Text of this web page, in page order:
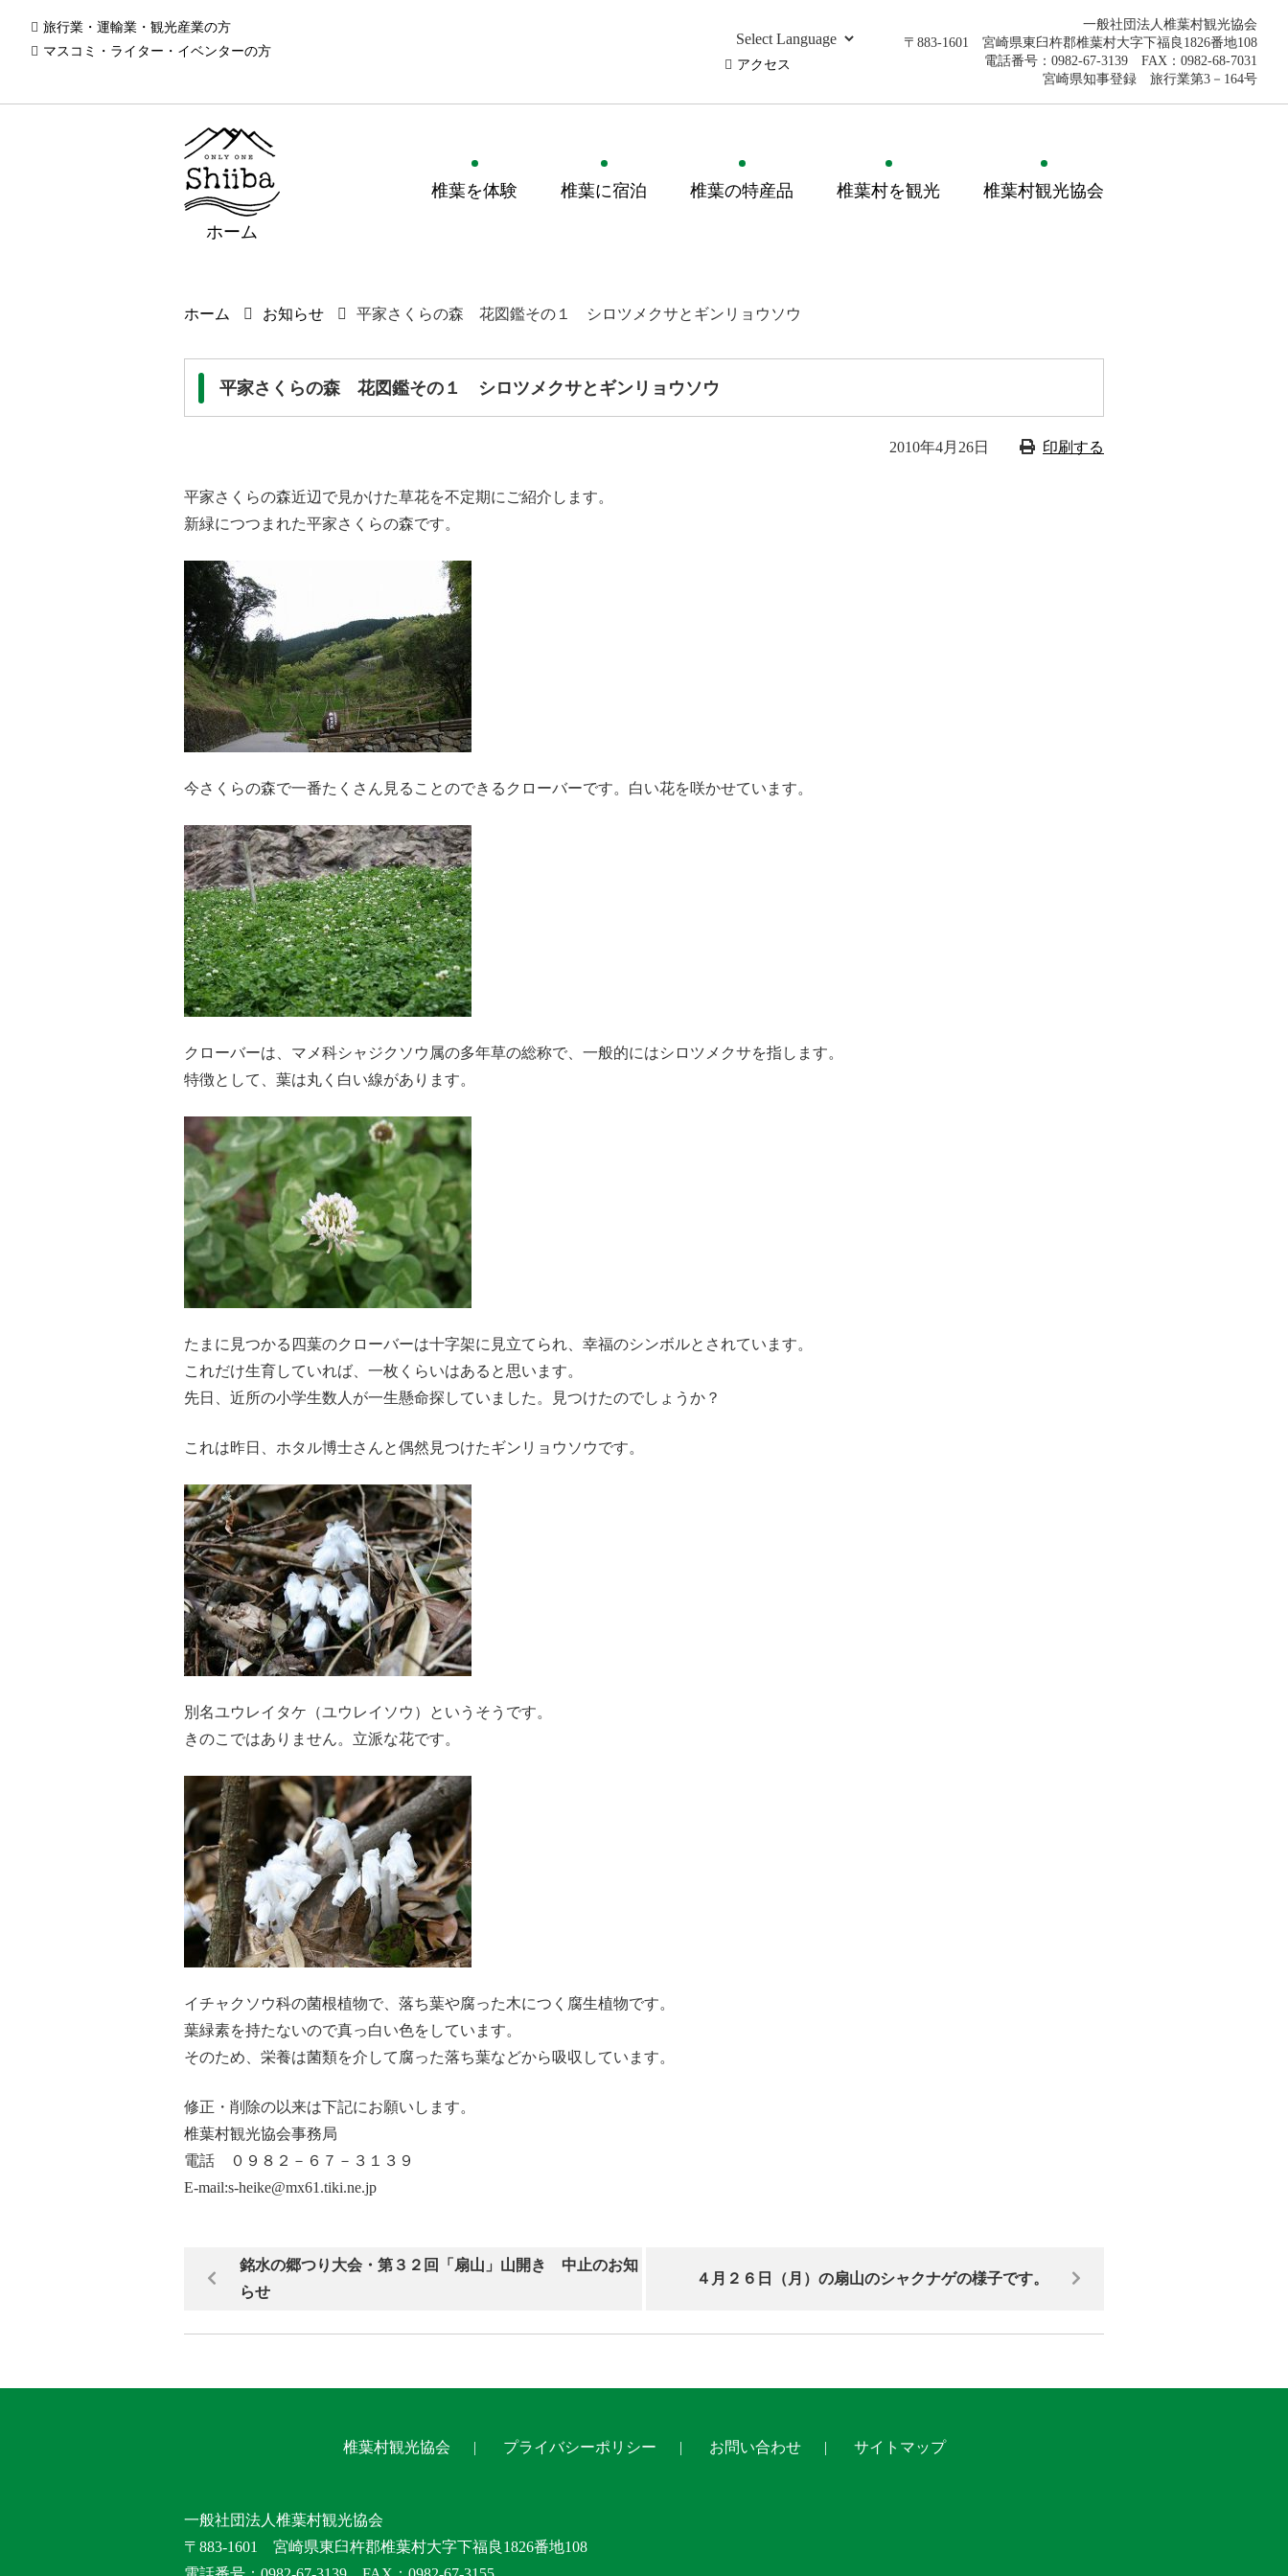
旅行業・運輸業・観光産業の方
マスコミ・ライター・イベンターの方
アクセス
一般社団法人椎葉村観光協会
〒883-1601 宮崎県東臼杵郡椎葉村大字下福良1826番地108
電話番号：0982-67-3139 FAX：0982-68-7031
宮崎県知事登録 旅行業第3－164号
ホーム
椎葉を体験 椎葉に宿泊 椎葉の特産品 椎葉村を観光 椎葉村観光協会
ホーム お知らせ 平家さくらの森 花図鑑その１ シロツメクサとギンリョウソウ
平家さくらの森 花図鑑その１ シロツメクサとギンリョウソウ
2010年4月26日 印刷する
平家さくらの森近辺で見かけた草花を不定期にご紹介します。
新緑につつまれた平家さくらの森です。
今さくらの森で一番たくさん見ることのできるクローバーです。白い花を咲かせています。
クローバーは、マメ科シャジクソウ属の多年草の総称で、一般的にはシロツメクサを指します。
特徴として、葉は丸く白い線があります。
たまに見つかる四葉のクローバーは十字架に見立てられ、幸福のシンボルとされています。
これだけ生育していれば、一枚くらいはあると思います。
先日、近所の小学生数人が一生懸命探していました。見つけたのでしょうか？
これは昨日、ホタル博士さんと偶然見つけたギンリョウソウです。
別名ユウレイタケ（ユウレイソウ）というそうです。
きのこではありません。立派な花です。
イチャクソウ科の菌根植物で、落ち葉や腐った木につく腐生植物です。
葉緑素を持たないので真っ白い色をしています。
そのため、栄養は菌類を介して腐った落ち葉などから吸収しています。
修正・削除の以来は下記にお願いします。
椎葉村観光協会事務局
電話 ０９８２－６７－３１３９
E-mail:s-heike@mx61.tiki.ne.jp
銘水の郷つり大会・第３２回「扇山」山開き 中止のお知
らせ
４月２６日（月）の扇山のシャクナゲの様子です。
椎葉村観光協会 プライバシーポリシー お問い合わせ サイトマップ
一般社団法人椎葉村観光協会
〒883-1601 宮崎県東臼杵郡椎葉村大字下福良1826番地108